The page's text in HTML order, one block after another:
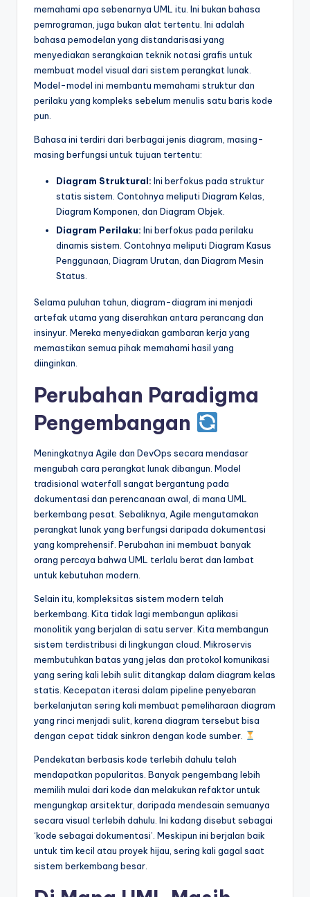
memahami apa sebenarnya UML itu. Ini bukan bahasa
pemrograman, juga bukan alat tertentu. Ini adalah
bahasa pemodelan yang distandarisasi yang
menyediakan serangkaian teknik notasi grafis untuk
membuat model visual dari sistem perangkat lunak.
Model-model ini membantu memahami struktur dan
perilaku yang kompleks sebelum menulis satu baris kode
pun.
Bahasa ini terdiri dari berbagai jenis diagram, masing-
masing berfungsi untuk tujuan tertentu:
Diagram Struktural: Ini berfokus pada struktur
statis sistem. Contohnya meliputi Diagram Kelas,
Diagram Komponen, dan Diagram Objek.
Diagram Perilaku: Ini berfokus pada perilaku
dinamis sistem. Contohnya meliputi Diagram Kasus
Penggunaan, Diagram Urutan, dan Diagram Mesin
Status.
Selama puluhan tahun, diagram-diagram ini menjadi
artefak utama yang diserahkan antara perancang dan
insinyur. Mereka menyediakan gambaran kerja yang
memastikan semua pihak memahami hasil yang
diinginkan.
Perubahan Paradigma
Pengembangan
Meningkatnya Agile dan DevOps secara mendasar
mengubah cara perangkat lunak dibangun. Model
tradisional waterfall sangat bergantung pada
dokumentasi dan perencanaan awal, di mana UML
berkembang pesat. Sebaliknya, Agile mengutamakan
perangkat lunak yang berfungsi daripada dokumentasi
yang komprehensif. Perubahan ini membuat banyak
orang percaya bahwa UML terlalu berat dan lambat
untuk kebutuhan modern.
Selain itu, kompleksitas sistem modern telah
berkembang. Kita tidak lagi membangun aplikasi
monolitik yang berjalan di satu server. Kita membangun
sistem terdistribusi di lingkungan cloud. Mikroservis
membutuhkan batas yang jelas dan protokol komunikasi
yang sering kali lebih sulit ditangkap dalam diagram kelas
statis. Kecepatan iterasi dalam pipeline penyebaran
berkelanjutan sering kali membuat pemeliharaan diagram
yang rinci menjadi sulit, karena diagram tersebut bisa
dengan cepat tidak sinkron dengan kode sumber.
Pendekatan berbasis kode terlebih dahulu telah
mendapatkan popularitas. Banyak pengembang lebih
memilih mulai dari kode dan melakukan refaktor untuk
mengungkap arsitektur, daripada mendesain semuanya
secara visual terlebih dahulu. Ini kadang disebut sebagai
‘kode sebagai dokumentasi’. Meskipun ini berjalan baik
untuk tim kecil atau proyek hijau, sering kali gagal saat
sistem berkembang besar.